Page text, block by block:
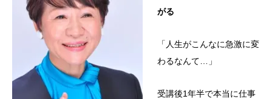
がる
「人生がこんなに急激に変
わるなんて…」
受講後1年半で本当に仕事